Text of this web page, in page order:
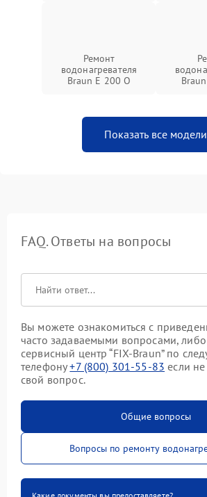
Ремонт
водонагревателя
Braun E 200 O
Показать все модели
FAQ. Ответы на вопросы
Вы можете ознакомиться с
часто задаваемыми вопросами, либо
сервисный центр “FIX-Braun” по
телефону+7 (800) 301-55-83 если
свой вопрос.
Общие вопросы
Вопросы по ремонту